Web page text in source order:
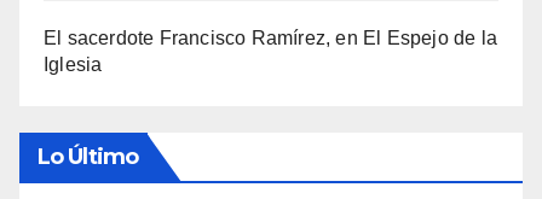
El sacerdote Francisco Ramírez, en El Espejo de la
Iglesia
Lo Último